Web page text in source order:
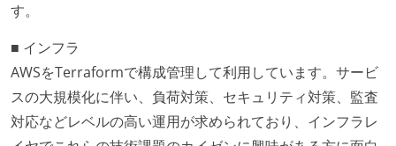
す。
■ インフラ
AWSをTerraformで構成管理して利用しています。サービ
スの大規模化に伴い、負荷対策、セキュリティ対策、監査
対応などレベルの高い運用が求められており、インフラレ